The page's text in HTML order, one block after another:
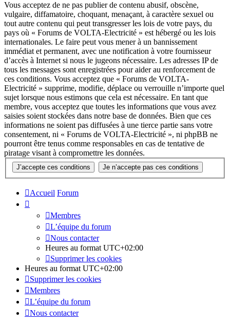
Vous acceptez de ne pas publier de contenu abusif, obscène,
vulgaire, diffamatoire, choquant, menaçant, à caractère sexuel ou
tout autre contenu qui peut transgresser les lois de votre pays, du
pays où « Forums de VOLTA-Electricité » est hébergé ou les lois
internationales. Le faire peut vous mener à un bannissement
immédiat et permanent, avec une notification à votre fournisseur
d’accès à Internet si nous le jugeons nécessaire. Les adresses IP de
tous les messages sont enregistrées pour aider au renforcement de
ces conditions. Vous acceptez que « Forums de VOLTA-
Electricité » supprime, modifie, déplace ou verrouille n’importe quel
sujet lorsque nous estimons que cela est nécessaire. En tant que
membre, vous acceptez que toutes les informations que vous avez
saisies soient stockées dans notre base de données. Bien que ces
informations ne soient pas diffusées à une tierce partie sans votre
consentement, ni « Forums de VOLTA-Electricité », ni phpBB ne
pourront être tenus comme responsables en cas de tentative de
piratage visant à compromettre les données.
Accueil Forum
Membres
L’équipe du forum
Nous contacter
Heures au format UTC+02:00
Supprimer les cookies
Heures au format UTC+02:00
Supprimer les cookies
Membres
L’équipe du forum
Nous contacter